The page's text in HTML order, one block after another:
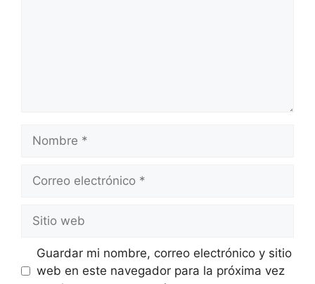
Nombre
Correo
Sitio
web
Guardar mi nombre, correo electrónico y sitio
web en este navegador para la próxima vez